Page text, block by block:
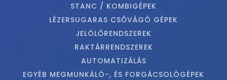
STANC / KOMBIGÉPEK
LÉZERSUGARAS CSŐVÁGÓ GÉPEK
JELÖLŐRENDSZEREK
RAKTÁRRENDSZEREK
AUTOMATIZÁLÁS
EGYÉB MEGMUNKÁLÓ-, ÉS FORGÁCSOLÓGÉPEK